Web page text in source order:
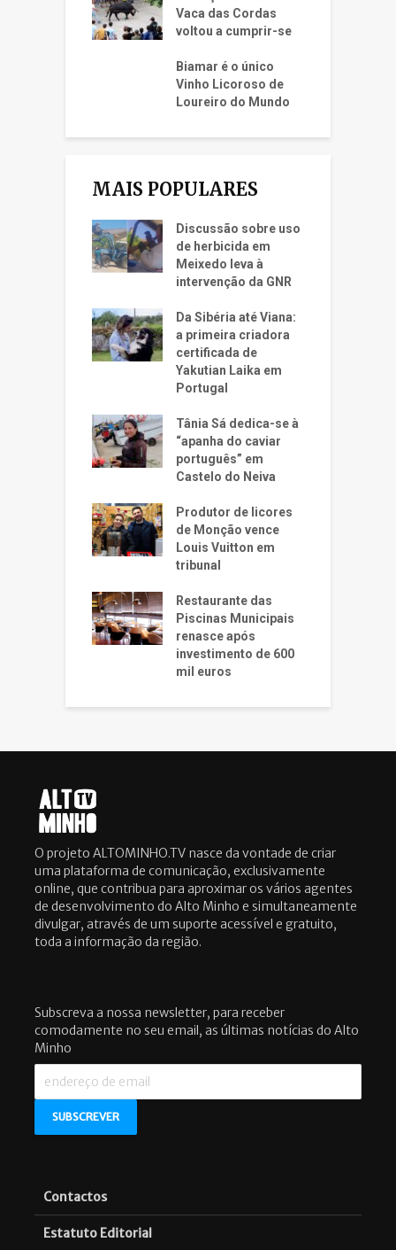
Vaca das Cordas
voltou a cumprir-se
Biamar é o único
Vinho Licoroso de
Loureiro do Mundo
MAIS POPULARES
Discussão sobre uso
de herbicida em
Meixedo leva à
intervenção da GNR
Da Sibéria até Viana:
a primeira criadora
certificada de
Yakutian Laika em
Portugal
Tânia Sá dedica-se à
“apanha do caviar
português” em
Castelo do Neiva
Produtor de licores
de Monção vence
Louis Vuitton em
tribunal
Restaurante das
Piscinas Municipais
renasce após
investimento de 600
mil euros
O projeto ALTOMINHO.TV nasce da vontade de criar
uma plataforma de comunicação, exclusivamente
online, que contribua para aproximar os vários agentes
de desenvolvimento do Alto Minho e simultaneamente
divulgar, através de um suporte acessível e gratuito,
toda a informação da região.
Subscreva a nossa newsletter, para receber
comodamente no seu email, as últimas notícias do Alto
Minho
Contactos
Estatuto Editorial